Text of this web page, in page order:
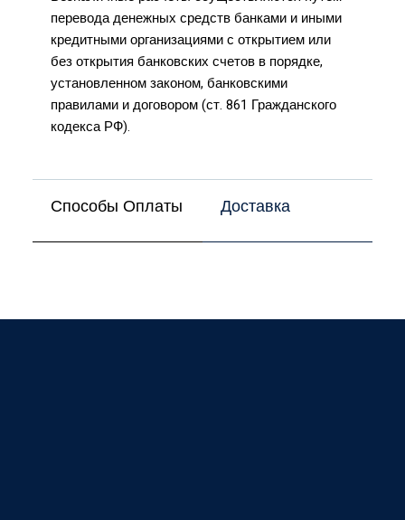
перевода денежных средств банками и иными
кредитными организациями с открытием или
без открытия банковских счетов в порядке,
установленном законом, банковскими
правилами и договором (ст. 861 Гражданского
кодекса РФ).
Способы Оплаты Доставка